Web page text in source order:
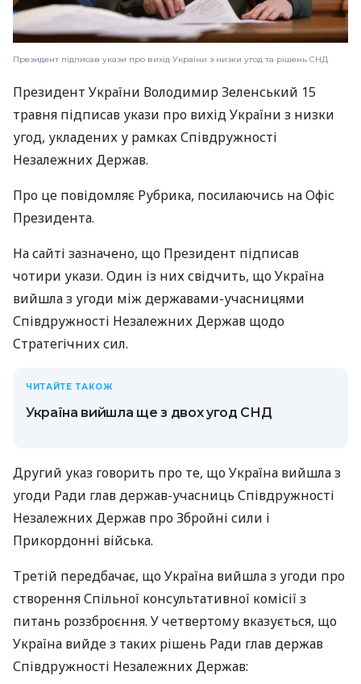
Президент підписав укази про вихід України з низки угод та рішень СНД
Президент України Володимир Зеленський 15
травня підписав укази про вихід України з низки
угод, укладених у рамках Співдружності
Незалежних Держав.
Про це повідомляє Рубрика, посилаючись на Офіс
Президента.
На сайті зазначено, що Президент підписав
чотири укази. Один із них свідчить, що Україна
вийшла з угоди між державами-учасницями
Співдружності Незалежних Держав щодо
Стратегічних сил.
ЧИТАЙТЕ ТАКОЖ
Україна вийшла ще з двох угод СНД
Другий указ говорить про те, що Україна вийшла з
угоди Ради глав держав-учасниць Співдружності
Незалежних Держав про Збройні сили і
Прикордонні війська.
Третій передбачає, що Україна вийшла з угоди про
створення Спільної консультативної комісії з
питань роззброєння. У четвертому вказується, що
Україна вийде з таких рішень Ради глав держав
Співдружності Незалежних Держав: